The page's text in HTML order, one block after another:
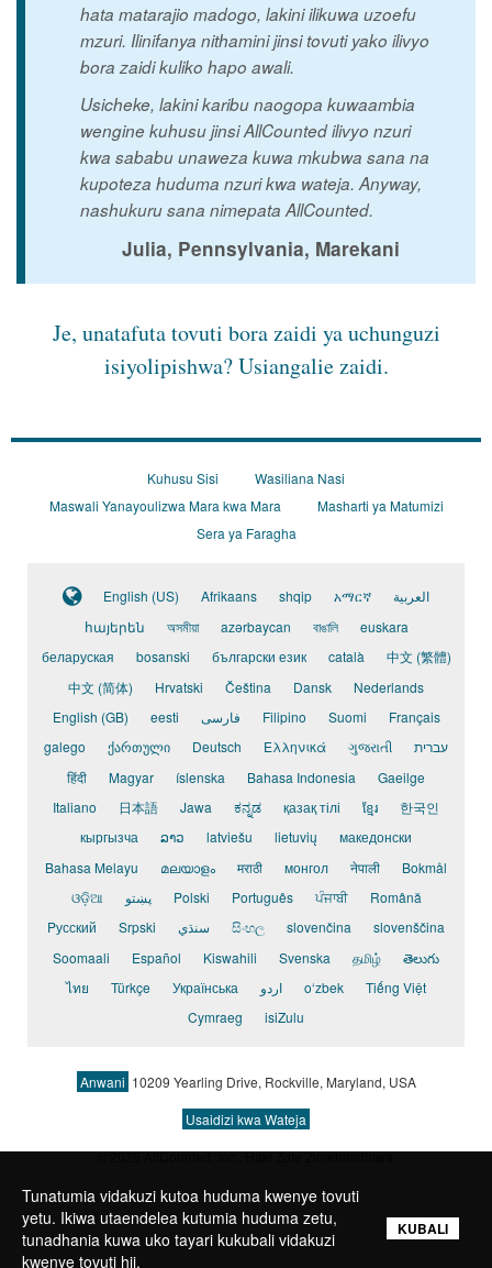
hata matarajio madogo, lakini ilikuwa uzoefu
mzuri. Ilinifanya nithamini jinsi tovuti yako ilivyo
bora zaidi kuliko hapo awali.
Usicheke, lakini karibu naogopa kuwaambia
wengine kuhusu jinsi AllCounted ilivyo nzuri
kwa sababu unaweza kuwa mkubwa sana na
kupoteza huduma nzuri kwa wateja. Anyway,
nashukuru sana nimepata AllCounted.
Julia, Pennsylvania, Marekani
Je, unatafuta tovuti bora zaidi ya uchunguzi
isiyolipishwa?Usiangalie zaidi.
Kuhusu Sisi
Wasiliana Nasi
Maswali Yanayoulizwa Mara kwa Mara
Masharti ya Matumizi
Sera ya Faragha
English (US) Afrikaans shqip አማርኛ
العربية
հայերեն
অসমীয়া azərbaycan বাঙালি
euskara
беларуская
bosanski български език català
中文 (繁體)
中文 (简体)
Hrvatski Čeština Dansk
Nederlands
English (GB)
eesti فارسی Filipino Suomi
Français
galego
ქართული Deutsch Ελληνικά ગુજરાતી
עברית
हिंदी
Magyar íslenska Bahasa Indonesia
Gaeilge
Italiano
日本語 Jawa ಕನ್ನಡ қазақ тілі ខ្មែរ
한국인
кыргызча
ລາວ latviešu lietuvių
македонски
Bahasa Melayu
മലയാളം मराठी монгол नेपाली
Bokmål
ଓଡ଼ିଆ
پښتو Polski Português ਪੰਜਾਬੀ
Română
Pусский
Srpski سنڌي සිංහල slovenčina
slovenščina
Soomaali
Español Kiswahili Svenska தமிழ்
తెలుగు
ไทย
Türkçe Українська اردو o‘zbek
Tiếng Việt
Cymraeg
isiZulu
Anwani 10209 Yearling Drive, Rockville, Maryland, USA
Usaidizi kwa Wateja
© 2026 AllCounted, Inc., Haki Zote Zimehifadhiwa.
Tunatumia vidakuzi kutoa huduma kwenye tovuti
yetu. Ikiwa utaendelea kutumia huduma zetu,
tunadhania kuwa uko tayari kukubali vidakuzi
kwenye tovuti hii.
KUBALI